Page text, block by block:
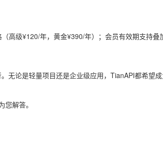
高级¥120/年，黄金¥390/年）；会员有效期支持
论是轻量项目还是企业级应用，TianAPI都希望成
解答。